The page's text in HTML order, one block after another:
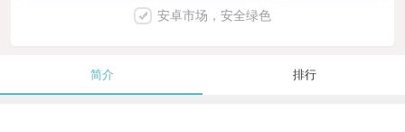
安卓市场，安全绿色
简介 排行